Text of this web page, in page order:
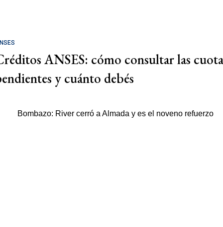
ANSES: cómo consultar las
y cuánto debés